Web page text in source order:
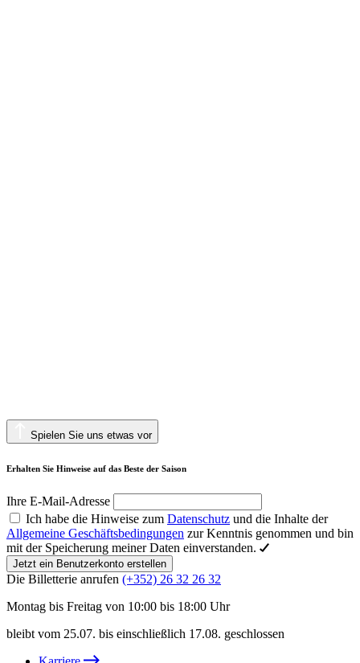
Spielen Sie uns etwas vor
Erhalten Sie Hinweise auf das Beste der Saison
Ihre E-Mail-Adresse
Ich habe die Hinweise zum Datenschutz und die Inhalte der
Allgemeine Geschäftsbedingungen zur Kenntnis genommen und bin
mit der Speicherung meiner Daten einverstanden.
Jetzt ein Benutzerkonto erstellen
Die Billetterie anrufen (+352) 26 32 26 32
Montag bis Freitag von 10:00 bis 18:00 Uhr
bleibt vom 25.07. bis einschließlich 17.08. geschlossen